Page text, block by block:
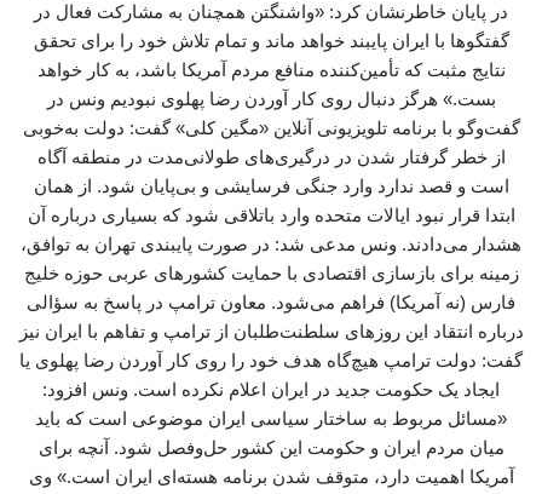
در پایان خاطرنشان کرد: «واشنگتن همچنان به مشارکت فعال در
گفتگوها با ایران پایبند خواهد ماند و تمام تلاش خود را برای تحقق
نتایج مثبت که تأمین‌کننده منافع مردم آمریکا باشد، به کار خواهد
بست.» هرگز دنبال روی کار آوردن رضا پهلوی نبودیم ونس در
گفت‌وگو با برنامه تلویزیونی آنلاین «مگین کلی» گفت: دولت به‌خوبی
از خطر گرفتار شدن در درگیری‌های طولانی‌مدت در منطقه آگاه
است و قصد ندارد وارد جنگی فرسایشی و بی‌پایان شود. از همان
ابتدا قرار نبود ایالات متحده وارد باتلاقی شود که بسیاری درباره آن
هشدار می‌دادند. ونس مدعی شد: در صورت پایبندی تهران به توافق،
زمینه برای بازسازی اقتصادی با حمایت کشورهای عربی حوزه خلیج
فارس (نه آمریکا) فراهم می‌شود. معاون ترامپ در پاسخ به سؤالی
درباره انتقاد این روزهای سلطنت‌طلبان از ترامپ و تفاهم با ایران نیز
گفت: دولت ترامپ هیچ‌گاه هدف خود را روی کار آوردن رضا پهلوی یا
ایجاد یک حکومت جدید در ایران اعلام نکرده است. ونس افزود:
«مسائل مربوط به ساختار سیاسی ایران موضوعی است که باید
میان مردم ایران و حکومت این کشور حل‌وفصل شود. آنچه برای
آمریکا اهمیت دارد، متوقف شدن برنامه هسته‌ای ایران است.» وی